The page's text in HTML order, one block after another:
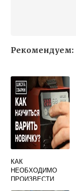
Рекомендуем:
КАК
НЕОБХОДИМО
ПРОИЗВЕСТИ